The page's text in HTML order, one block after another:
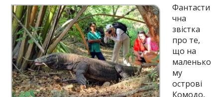
Фантасти
чна
звістка
про те,
що на
маленько
му
острові
Комодо,